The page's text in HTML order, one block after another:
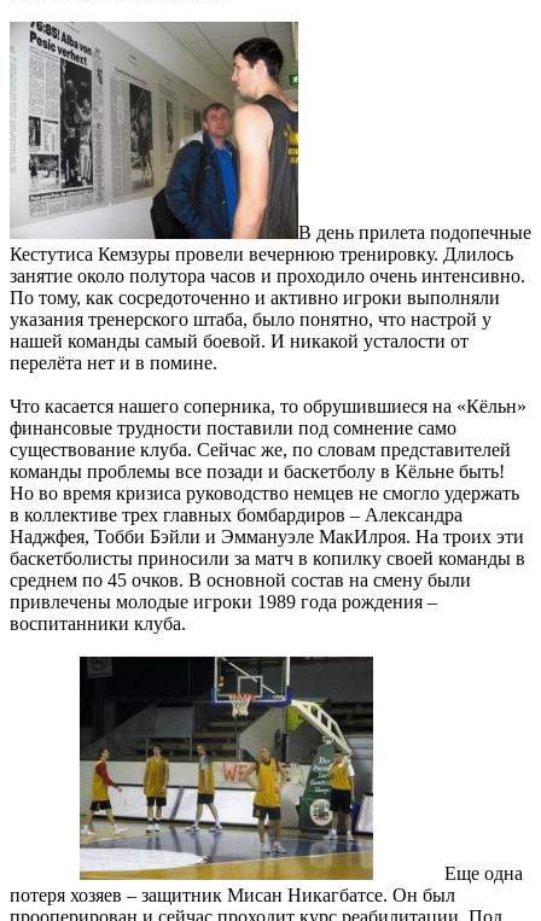
В день прилета подопечные
Кестутиса Кемзуры провели вечернюю тренировку. Длилось
занятие около полутора часов и проходило очень интенсивно.
По тому, как сосредоточенно и активно игроки выполняли
указания тренерского штаба, было понятно, что настрой у
нашей команды самый боевой. И никакой усталости от
перелёта нет и в помине.
Что касается нашего соперника, то обрушившиеся на «Кёльн»
финансовые трудности поставили под сомнение само
существование клуба. Сейчас же, по словам представителей
команды проблемы все позади и баскетболу в Кёльне быть!
Но во время кризиса руководство немцев не смогло удержать
в коллективе трех главных бомбардиров – Александра
Наджфея, Тобби Бэйли и Эммануэле МакИлроя. На троих эти
баскетболисты приносили за матч в копилку своей команды в
среднем по 45 очков. В основной состав на смену были
привлечены молодые игроки 1989 года рождения –
воспитанники клуба.
Еще одна
потеря хозяев – защитник Мисан Никагбатсе. Он был
прооперирован и сейчас проходит курс реабилитации. Под